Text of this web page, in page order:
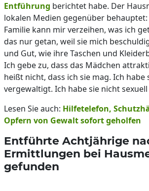
Entführung berichtet habe. Der
lokalen Medien gegenüber
Familie kann mir verzeihen, was ich
das nur getan, weil sie mich
und Gut, wie ihre Taschen und
Ich gebe zu, dass das Mädchen
heißt nicht, dass ich sie mag. Ich habe
vergewaltigt. Ich habe sie nicht
Lesen Sie auch: Hilfetelefon,
Opfern von Gewalt sofort geholfen
Entführte Achtjährige
Ermittlungen bei
gefunden